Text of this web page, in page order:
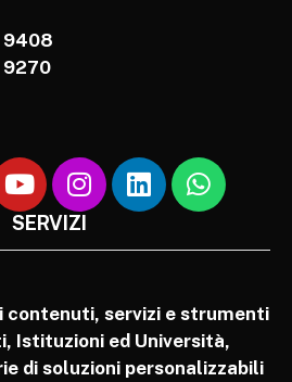
9408
9270
SERVIZI
contenuti, servizi e strumenti
Istituzioni ed Università,
di soluzioni personalizzabili